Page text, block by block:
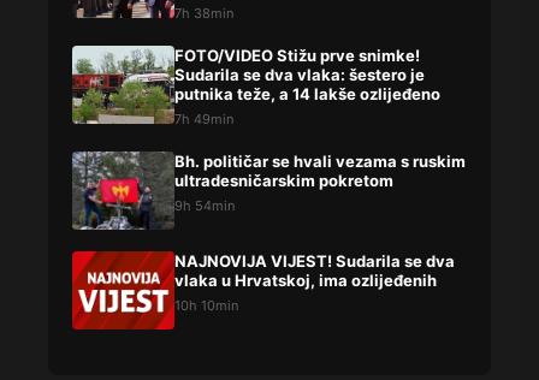
7h 38min
FOTO/VIDEO Stižu prve snimke!
Sudarila se dva vlaka: šestero je
putnika teže, a 14 lakše ozlijeđeno
7h 49min
Bh. političar se hvali vezama s ruskim
ultradesničarskim pokretom
9h 54min
NAJNOVIJA VIJEST! Sudarila se dva
vlaka u Hrvatskoj, ima ozlijeđenih
10h 10min